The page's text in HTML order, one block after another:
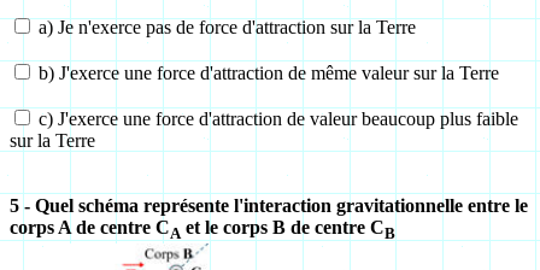
a) Je n'exerce pas de force d'attraction sur la Terre
b) J'exerce une force d'attraction de même valeur sur la Terre
c) J'exerce une force d'attraction de valeur beaucoup plus faible
sur la Terre
5 - Quel schéma représente l'interaction gravitationnelle entre le
corps A de centre CA et le corps B de centre CB